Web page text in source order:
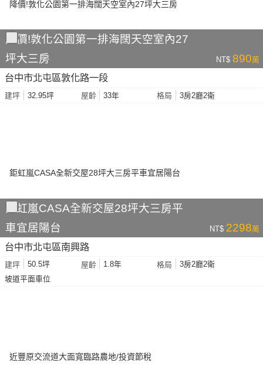
降價!敦化公園第一排海闊天空室內27
坪大三房
NT$ 890萬
台中市北屯區敦化路一段
建坪 32.95坪 屋齡 33年 格局 3房2廳2衛
鉅虹嵐CASA全新交屋28坪大三房平
車宜居陽台
NT$ 2298萬
台中市北屯區南興路
建坪 50.5坪 屋齡 1.8年 格局
3房2廳2衛
坡道平面車位